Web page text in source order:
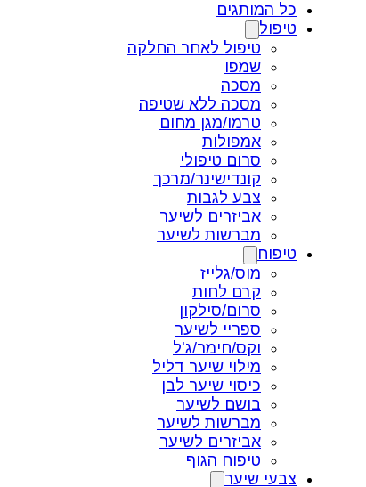
כל המותגים
טיפול
טיפול לאחר החלקה
שמפו
מסכה
מסכה ללא שטיפה
טרמו/מגן מחום
אמפולות
סרום טיפולי
קונדישינר/מרכך
צבע לגבות
אביזרים לשיער
מברשות לשיער
טיפוח
מוס/גלייז
קרם לחות
סרום/סילקון
ספריי לשיער
וקס/חימר/ג'ל
מילוי שיער דליל
כיסוי שיער לבן
בושם לשיער
מברשות לשיער
אביזרים לשיער
טיפוח הגוף
צבעי שיער